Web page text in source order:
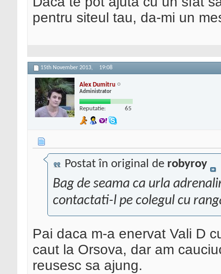
pentru siteul tau, da-mi un
15th November 2013, 19:08
Alex Dumitru
Administrator
Reputatie: 65
Postat în original de robyroy
Bag de seama ca urla
contactati-l pe colegul cu
Pai daca m-a enervat Vali D
caut la Orsova, dar am
reusesc sa ajung.